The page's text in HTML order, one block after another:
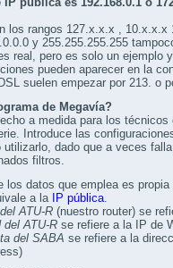
los rangos 127.x.x.x ,
y 255.255.255.255
real, pero es solo un ejemplo
pueden aparecer en la
suelen empezar por 213. o
de Megavía?
a medida para los
Introduce las
utilizarlo, dado que a veces
filtros.
los datos que emplea es
a la IP pública.
ATU-R (nuestro router) se
del ATU-R se refiere a la IP de
del SABA se refiere a la